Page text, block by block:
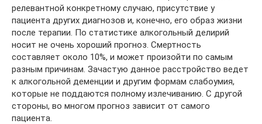
релевантной конкретному случаю, присутствие у
пациента других диагнозов и, конечно, его образ жизни
после терапии. По статистике алкогольный делирий
носит не очень хороший прогноз. Смертность
составляет около 10%, и может произойти по самым
разным причинам. Зачастую данное расстройство ведет
к алкогольной деменции и другим формам слабоумия,
которые не поддаются полному излечиванию. С другой
стороны, во многом прогноз зависит от самого
пациента.